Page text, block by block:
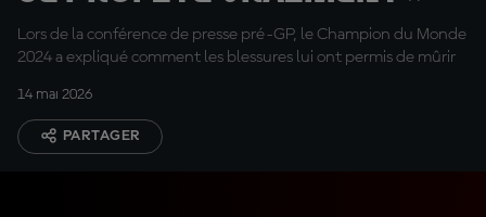
Lors de la conférence de presse pré-GP, le Champion du Monde
2024 a expliqué comment les blessures lui ont permis de mûrir
14 mai 2026
PARTAGER